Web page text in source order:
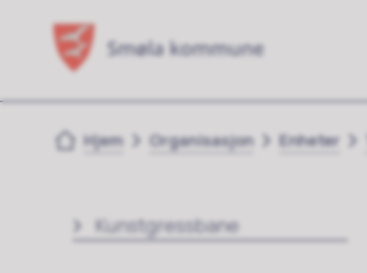
Du er her:
Hjem Organisasjon Enheter
Kunstgressbane